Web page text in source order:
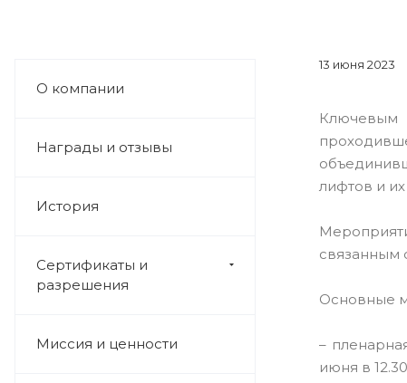
О компании
Награды и отзывы
История
Сертификаты и
разрешения
Миссия и ценности
13 июня 2023
Ключевым
лифтов и
связанным
Основные
–
июня в